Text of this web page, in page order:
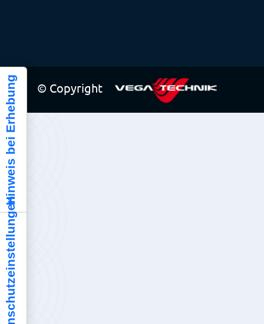
© Copyright
Ihre Datenschutzeinstellungen
Hinweis bei Erhebung